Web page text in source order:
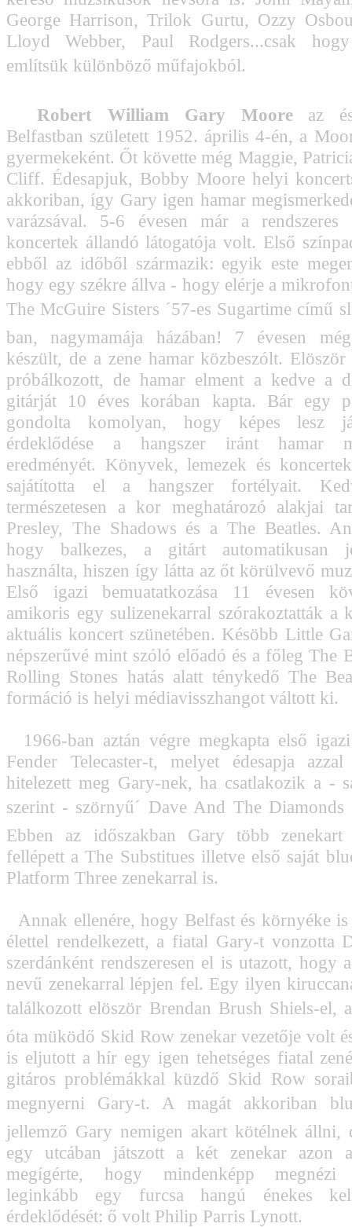
George Harrison, Trilok Gurtu, Ozzy
Lloyd Webber, Paul Rodgers...csak
említsük különböző műfajokból.
Robert William Gary Mooreaz
Belfastban született 1952. április 4-én, a
gyermekeként. Őt követte még Maggie,
Cliff. Édesapjuk, Bobby Moore helyi
akkoriban, így Gary igen hamar
varázsával. 5-6 évesen már a rendszeres
koncertek állandó látogatója volt. Első
ebből az időből származik: egyik este
hogy egy székre állva - hogy elérje a
The McGuire Sisters ´57-es Sugartime című
ban, nagymamája házában! 7 évesen
készült, de a zene hamar közbeszólt.
próbálkozott, de hamar elment a kedve a
gitárját 10 éves korában kapta. Bár egy
gondolta komolyan, hogy képes lesz
érdeklődése a hangszer iránt hamar
eredményét. Könyvek, lemezek és
sajátította el a hangszer fortélyait.
természetesen a kor meghatározó alakjai
Presley, The Shadows és a The Beatles.
hogy balkezes, a gitárt automatikusan
használta, hiszen így látta az őt körülvevő
Első igazi bemuatatkozása 11 évesen
amikoris egy sulizenekarral szórakoztatták a
aktuális koncert szünetében. Késöbb Little
népszerűvé mint szóló előadó és a főleg The
Rolling Stones hatás alatt ténykedő The
formáció is helyi médiavisszhangot váltott ki.
1966-ban aztán végre megkapta első
Fender Telecaster-t, melyet édesapja
hitelezett meg Gary-nek, ha csatlakozik a -
szerint - szörnyű´ Dave And The
Ebben az időszakban Gary több
fellépett a The Substitues illetve első saját
Platform Three zenekarral is.
Annak ellenére, hogy Belfast és környéke
élettel rendelkezett, a fiatal Gary-t vonzotta
szerdánként rendszeresen el is utazott, hogy
nevű zenekarral lépjen fel. Egy ilyen
találkozott elöször Brendan Brush Shiels-el,
óta müködő Skid Row zenekar vezetője volt
is eljutott a hír egy igen tehetséges fiatal
gitáros problémákkal küzdő Skid Row
megnyerni Gary-t. A magát akkoriban
jellemző Gary nemigen akart kötélnek állni,
egy utcában játszott a két zenekar azon
megígérte, hogy mindenképp megnézi
leginkább egy furcsa hangú énekes
érdeklődését: ő volt Philip Parris Lynott.